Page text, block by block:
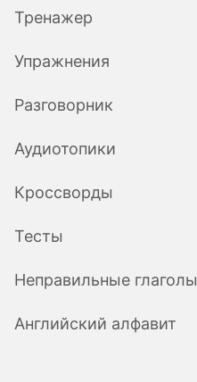
Тренажер
Упражнения
Разговорник
Аудиотопики
Кроссворды
Тесты
Неправильные глаголы
Английский алфавит